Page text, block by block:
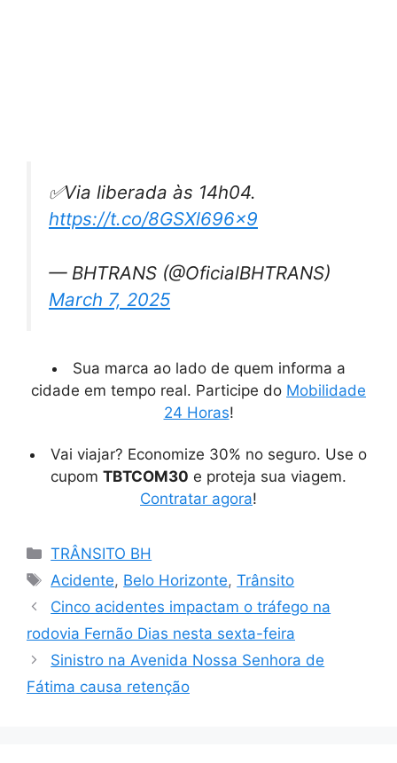
✅Via liberada às 14h04.
https://t.co/8GSXl696x9
— BHTRANS (@OficialBHTRANS)
March 7, 2025
Sua marca ao lado de quem informa a
cidade em tempo real. Participe do Mobilidade
24 Horas!
Vai viajar? Economize 30% no seguro. Use o
cupom TBTCOM30 e proteja sua viagem.
Contratar agora!
Categorias
TRÂNSITO BH
Tags
Acidente, Belo Horizonte,Trânsito
Cinco acidentes impactam o tráfego na
rodovia Fernão Dias nesta sexta-feira
Sinistro na Avenida Nossa Senhora de
Fátima causa retenção